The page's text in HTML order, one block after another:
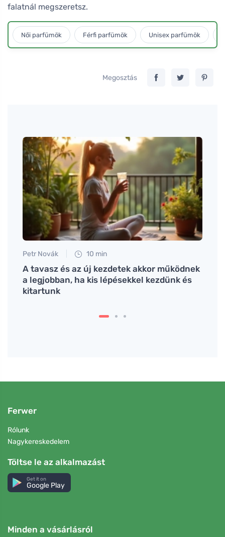
falatnál megszeretsz.
Női parfümök Férfi parfümök Unisex parfümök
Megosztás
Petr Novák 10 min
A tavasz és az új kezdetek akkor működnek
a legjobban, ha kis lépésekkel kezdünk és
kitartunk
Ferwer
Rólunk
Nagykereskedelem
Töltse le az alkalmazást
Get it on
Google Play
Minden a vásárlásról